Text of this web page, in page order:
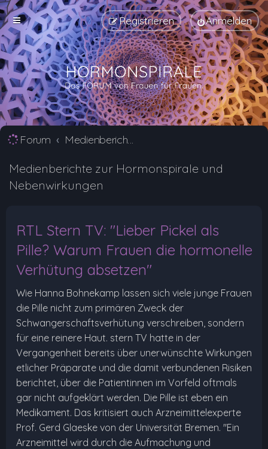
Anmelden
Registrieren
Forum Medienberichte zur Hormonspirale und Nebenwirkungen
Medienberichte zur Hormonspirale und
Nebenwirkungen
RTL Stern TV: "Lieber Pickel als
Pille? Warum Frauen die hormonelle
Verhütung absetzen"
Wie Hanna Bohnekamp lassen sich viele junge Frauen
die Pille nicht zum primären Zweck der
Schwangerschaftsverhütung verschreiben, sondern
für eine reinere Haut. stern TV hatte in der
Vergangenheit bereits über unerwünschte Wirkungen
etlicher Präparate und die damit verbundenen Risiken
berichtet, über die Patientinnen im Vorfeld oftmals
gar nicht aufgeklärt werden. Die Pille ist eben ein
Medikament. Das kritisiert auch Arzneimittelexperte
Prof. Gerd Glaeske von der Universität Bremen. "Ein
Arzneimittel wird durch die Aufmachung und